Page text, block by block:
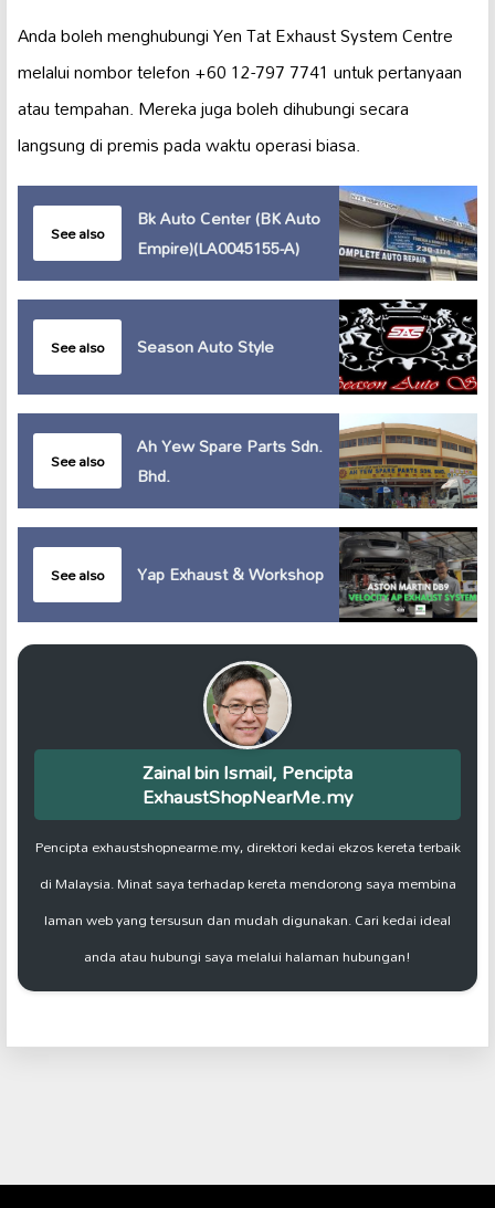
Anda boleh menghubungi Yen Tat Exhaust System Centre
melalui nombor telefon +60 12-797 7741 untuk pertanyaan
atau tempahan. Mereka juga boleh dihubungi secara
langsung di premis pada waktu operasi biasa.
See also
Bk Auto Center (BK Auto
Empire)(LA0045155-A)
See also Season Auto Style
See also
Ah Yew Spare Parts Sdn.
Bhd.
See also Yap Exhaust & Workshop
Zainal bin Ismail, Pencipta
ExhaustShopNearMe.my
Pencipta exhaustshopnearme.my, direktori kedai ekzos kereta terbaik
di Malaysia. Minat saya terhadap kereta mendorong saya membina
laman web yang tersusun dan mudah digunakan. Cari kedai ideal
anda atau hubungi saya melalui halaman hubungan!